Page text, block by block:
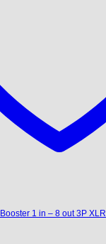
1 in – 8 out 3P XLR